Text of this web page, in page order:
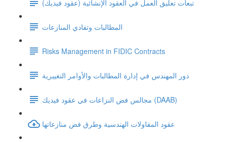
تبعات تعليق العمل في العقود الإنشائية (عقود فيديك)
المطالبات وتفادي المنازعات
Risks Management in FIDIC Contracts
دور المهندس في إدارة المطالبات والأوامر التغييرية
مجالس فض النزاعات في عقود فيديك (DAAB)
عقود المقاولات الهندسية وطرق فض منازعاتها